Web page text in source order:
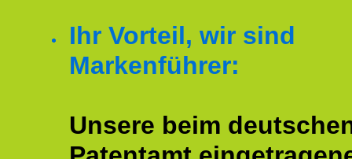
Ihr Vorteil, wir sind
Markenführer:
Unsere beim